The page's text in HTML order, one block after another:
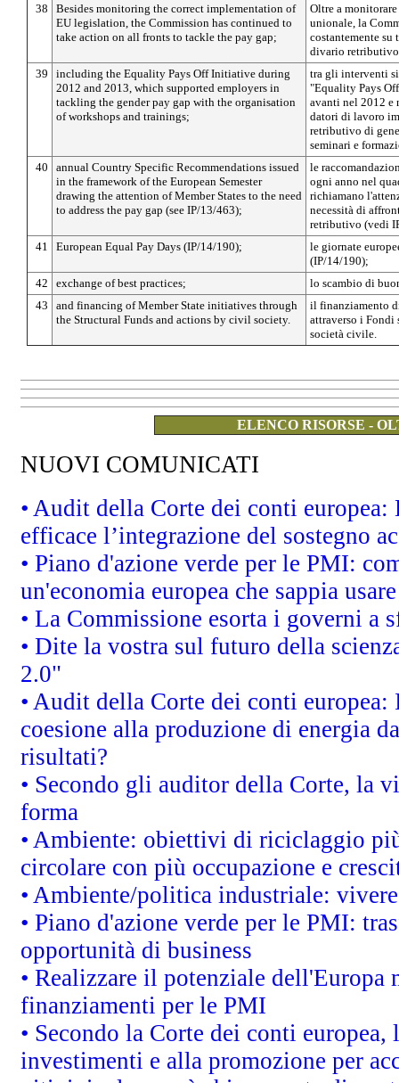
38
Besides monitoring the correct implementation of
EU legislation, the Commission has continued to
take action on all fronts to tackle the pay gap;
Oltre a
unionale, la
costantemente
divario
39
including the Equality Pays Off Initiative during
2012 and 2013, which supported employers in
tackling the gender pay gap with the organisation
of workshops and trainings;
tra gli interventi
"Equality Pays
avanti nel 2012 e
datori di lavoro
retributivo di
seminari e
40
annual Country Specific Recommendations issued
in the framework of the European Semester
drawing the attention of Member States to the need
to address the pay gap (see IP/13/463);
le
ogni anno nel
richiamano
necessità di
retributivo (vedi
41
European Equal Pay Days (IP/14/190);
le giornate
(IP/14/190);
42
exchange of best practices;
lo scambio di
43
and financing of Member State initiatives through
the Structural Funds and actions by civil society.
il finanziamento
attraverso i
società civile.
ELENCO RISORSE -
NUOVI COMUNICATI
• Audit della Corte dei conti
efficace l’integrazione del sostegno
• Piano d'azione verde per le PMI:
un'economia europea che sappia
• La Commissione esorta i governi
• Dite la vostra sul futuro della
2.0"
• Audit della Corte dei conti
coesione alla produzione di energia
risultati?
• Secondo gli auditor della Corte, la
forma
• Ambiente: obiettivi di riciclaggio
circolare con più occupazione e
• Ambiente/politica industriale:
• Piano d'azione verde per le PMI:
opportunità di business
• Realizzare il potenziale
finanziamenti per le PMI
• Secondo la Corte dei conti
investimenti e alla promozione per